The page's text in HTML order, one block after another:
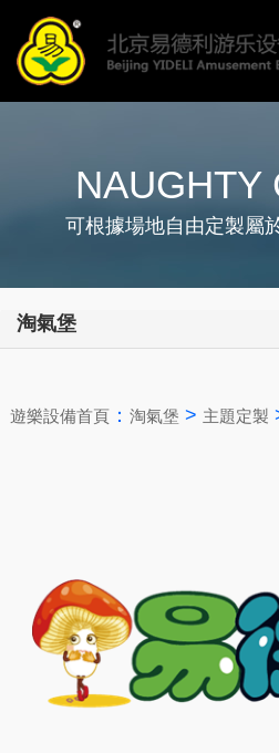
NAUGHTY
可根據場地自由定製屬
淘氣堡
遊樂設備首頁： 淘氣堡 > 主題定製